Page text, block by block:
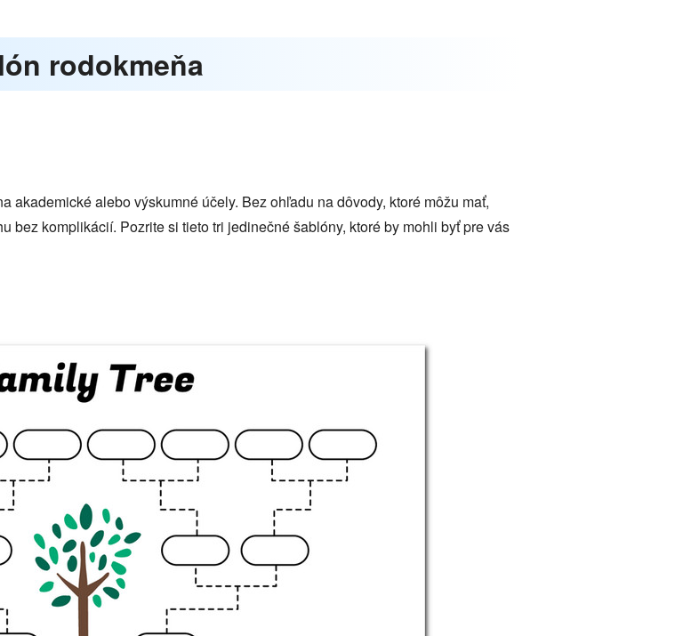
rodokmeňa
akademické alebo výskumné účely. Bez ohľadu na dôvody, ktoré môžu mať,
bez komplikácií. Pozrite si tieto tri jedinečné šablóny, ktoré by mohli byť pre vás